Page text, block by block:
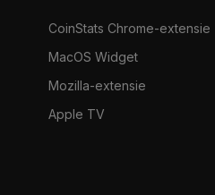
CoinStats Chrome-extensie
MacOS Widget
Mozilla-extensie
Apple TV